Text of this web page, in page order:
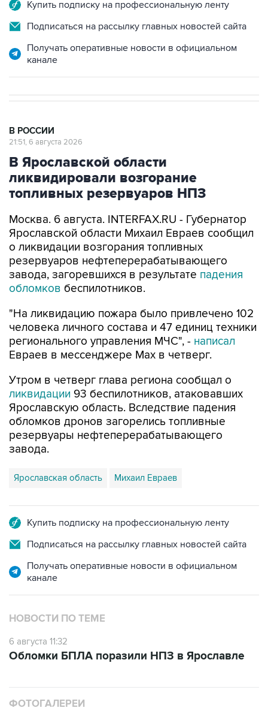
Купить подписку на профессиональную ленту
Подписаться на рассылку главных новостей сайта
Получать оперативные новости в официальном
канале
В РОССИИ
21:51, 6 августа 2026
В Ярославской области
ликвидировали возгорание
топливных резервуаров НПЗ
Москва. 6 августа. INTERFAX.RU - Губернатор
Ярославской области Михаил Евраев сообщил
о ликвидации возгорания топливных
резервуаров нефтеперерабатывающего
завода, загоревшихся в результате падения
обломков беспилотников.
"На ликвидацию пожара было привлечено 102
человека личного состава и 47 единиц техники
регионального управления МЧС", - написал
Евраев в мессенджере Мах в четверг.
Утром в четверг глава региона сообщал о
ликвидации 93 беспилотников, атаковавших
Ярославскую область. Вследствие падения
обломков дронов загорелись топливные
резервуары нефтеперерабатывающего
завода.
Ярославская область Михаил Евраев
Купить подписку на профессиональную ленту
Подписаться на рассылку главных новостей сайта
Получать оперативные новости в официальном
канале
НОВОСТИ ПО ТЕМЕ
6 августа 11:32
Обломки БПЛА поразили НПЗ в Ярославле
ФОТОГАЛЕРЕИ